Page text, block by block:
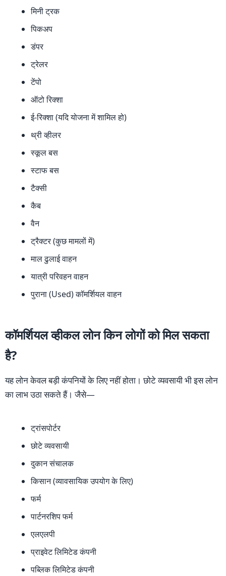
मिनी ट्रक
पिकअप
डंपर
ट्रेलर
टेंपो
ऑटो रिक्शा
ई-रिक्शा (यदि योजना में शामिल हो)
थ्री व्हीलर
स्कूल बस
स्टाफ बस
टैक्सी
कैब
वैन
ट्रैक्टर (कुछ मामलों में)
माल ढुलाई वाहन
यात्री परिवहन वाहन
पुराना (Used) कॉमर्शियल वाहन
कॉमर्शियल व्हीकल लोन किन लोगों को मिल सकता
है?
यह लोन केवल बड़ी कंपनियों के लिए नहीं होता। छोटे व्यवसायी भी इस लोन
का लाभ उठा सकते हैं। जैसे—
ट्रांसपोर्टर
छोटे व्यवसायी
दुकान संचालक
किसान (व्यावसायिक उपयोग के लिए)
फर्म
पार्टनरशिप फर्म
एलएलपी
प्राइवेट लिमिटेड कंपनी
पब्लिक लिमिटेड कंपनी